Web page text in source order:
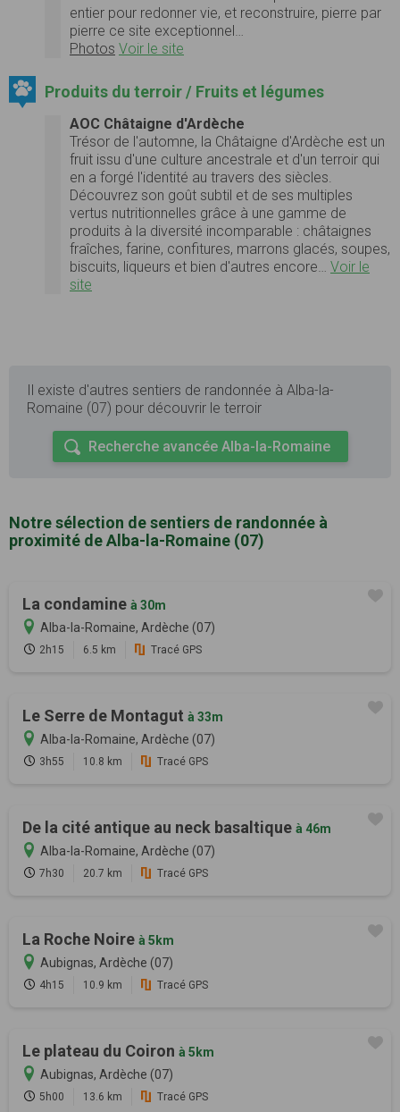
entier pour redonner vie, et reconstruire, pierre par
pierre ce site exceptionnel…
Photos Voir le site
Produits du terroir / Fruits et légumes
AOC Châtaigne d'Ardèche
Trésor de l'automne, la Châtaigne d'Ardèche est un
fruit issu d'une culture ancestrale et d'un terroir qui
en a forgé l'identité au travers des siècles.
Découvrez son goût subtil et de ses multiples
vertus nutritionnelles grâce à une gamme de
produits à la diversité incomparable : châtaignes
fraîches, farine, confitures, marrons glacés, soupes,
biscuits, liqueurs et bien d'autres encore… Voir le
site
Il existe d'autres sentiers de randonnée à Alba-la-
Romaine (07) pour découvrir le terroir
Recherche avancée Alba-la-Romaine
Notre sélection de sentiers de randonnée à
proximité de Alba-la-Romaine (07)
La condamine à 30m
Alba-la-Romaine, Ardèche (07)
2h15 6.5 km Tracé GPS
Le Serre de Montagut à 33m
Alba-la-Romaine, Ardèche (07)
3h55 10.8 km Tracé GPS
De la cité antique au neck basaltique à 46m
Alba-la-Romaine, Ardèche (07)
7h30 20.7 km Tracé GPS
La Roche Noire à 5km
Aubignas, Ardèche (07)
4h15 10.9 km Tracé GPS
Le plateau du Coiron à 5km
Aubignas, Ardèche (07)
5h00 13.6 km Tracé GPS